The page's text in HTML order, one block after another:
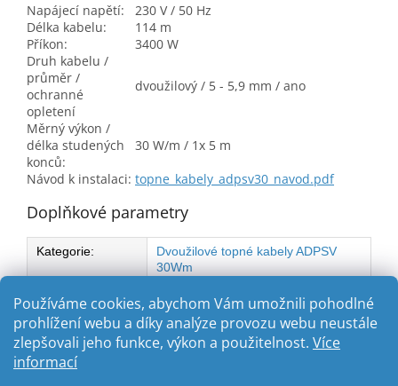
Používáme cookies, abychom Vám umožnili pohodlné
prohlížení webu a díky analýze provozu webu neustále
zlepšovali jeho funkce, výkon a použitelnost. Více
informací
Napájecí napětí:
230 V / 50 Hz
Délka kabelu:
114 m
Příkon:
3400 W
Druh kabelu /
průměr /
ochranné
opletení
dvoužilový / 5 - 5,9 mm / ano
Měrný výkon /
délka studených
konců:
30 W/m / 1x 5 m
Návod k instalaci: topne_kabely_adpsv30_navod.pdf
Doplňkové parametry
Kategorie:
Dvoužilové topné kabely ADPSV
30Wm
Výkon
3400 W